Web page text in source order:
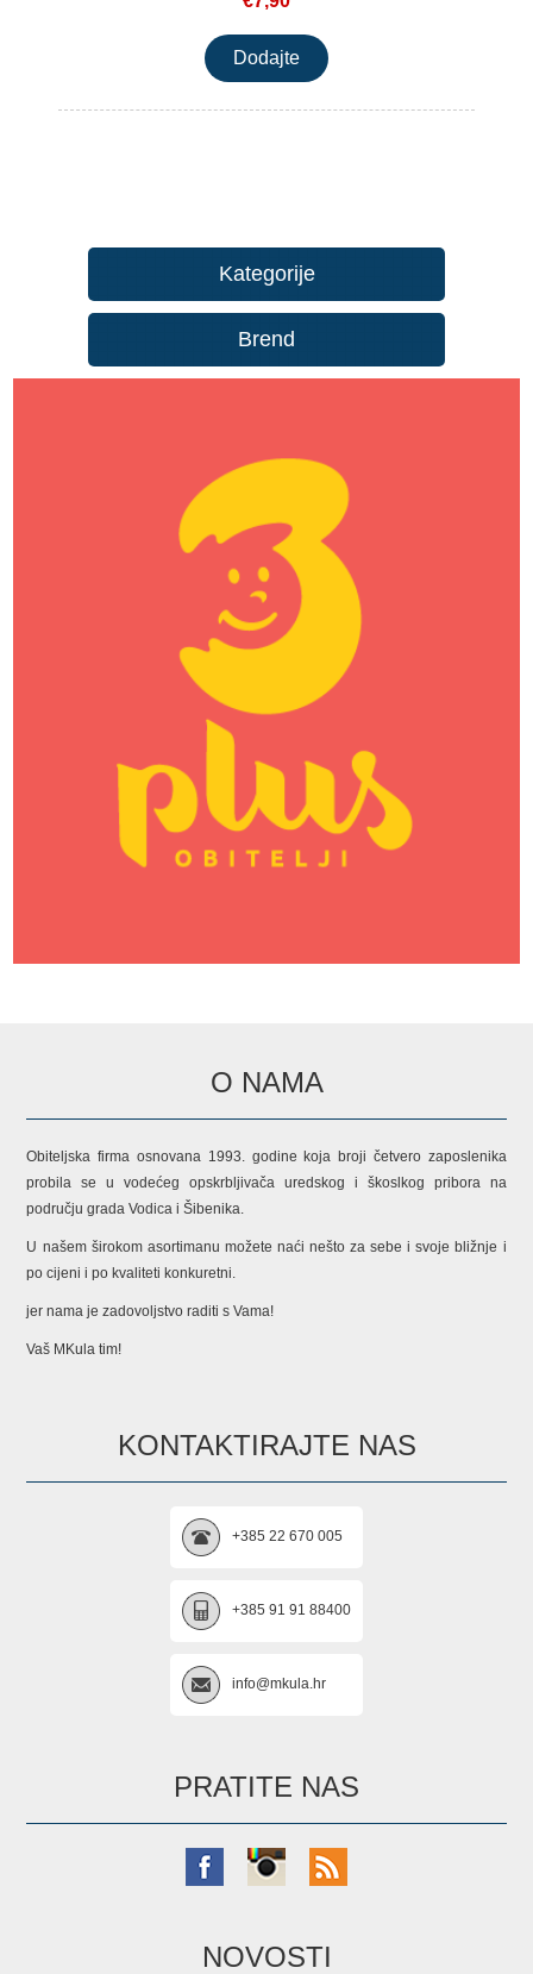
Kategorije
Brend
O NAMA
Obiteljska firma osnovana 1993. godine koja broji četvero zaposlenika
probila se u vodećeg opskrbljivača uredskog i škoslkog pribora na
području grada Vodica i Šibenika.
U našem širokom asortimanu možete naći nešto za sebe i svoje bližnje i
po cijeni i po kvaliteti konkuretni.
jer nama je zadovoljstvo raditi s Vama!
Vaš MKula tim!
KONTAKTIRAJTE NAS
+385 22 670 005
+385 91 91 88400
info@mkula.hr
PRATITE NAS
NOVOSTI